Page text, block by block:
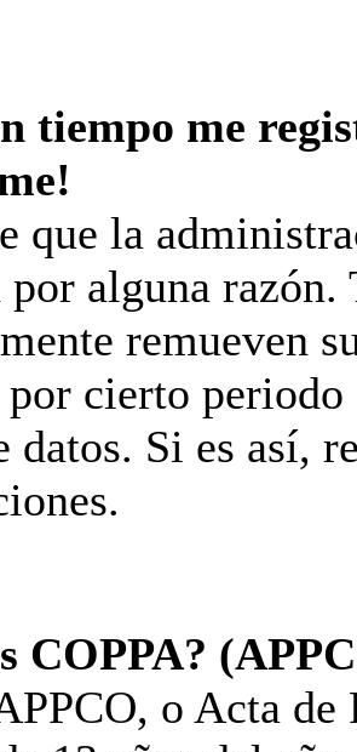
tiempo me
que la
por alguna
remueven
por cierto
datos. Si es así,
COPPA?
o Acta